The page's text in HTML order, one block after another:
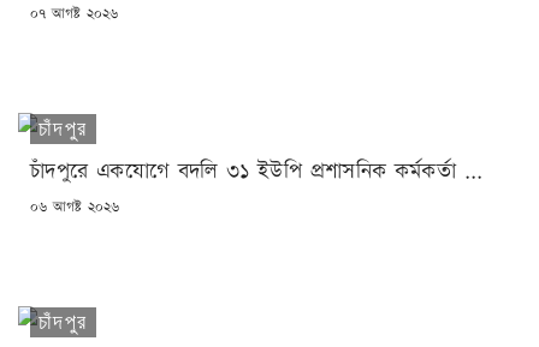
POSTED
০৭ আগষ্ট ২০২৬
চাঁদপুর
চাঁদপুরে একযোগে বদলি ৩১ ইউপি প্রশাসনিক কর্মকর্তা ...
POSTED
০৬ আগষ্ট ২০২৬
চাঁদপুর